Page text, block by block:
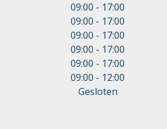
09:00 - 17:00
09:00 - 17:00
09:00 - 17:00
09:00 - 17:00
09:00 - 17:00
09:00 - 12:00
Gesloten